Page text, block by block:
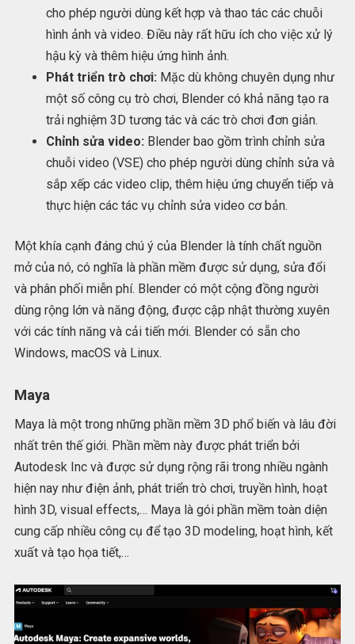
cho phép người dùng kết hợp và thao tác các chuỗi
hình ảnh và video. Điều này rất hữu ích cho việc xử lý
hậu kỳ và thêm hiệu ứng hình ảnh.
Phát triển trò chơi: Mặc dù không chuyên dụng như
một số công cụ trò chơi, Blender có khả năng tạo ra
trải nghiệm 3D tương tác và các trò chơi đơn giản.
Chỉnh sửa video: Blender bao gồm trình chỉnh sửa
chuỗi video (VSE) cho phép người dùng chỉnh sửa và
sắp xếp các video clip, thêm hiệu ứng chuyển tiếp và
thực hiện các tác vụ chỉnh sửa video cơ bản.
Một khía cạnh đáng chú ý của Blender là tính chất nguồn
mở của nó, có nghĩa là phần mềm được sử dụng, sửa đổi
và phân phối miễn phí. Blender có một cộng đồng người
dùng rộng lớn và năng động, được cập nhật thường xuyên
với các tính năng và cải tiến mới. Blender có sẵn cho
Windows, macOS và Linux.
Maya
Maya là một trong những phần mềm 3D phổ biến và lâu đời
nhất trên thế giới. Phần mềm này được phát triển bởi
Autodesk Inc và được sử dụng rộng rãi trong nhiều ngành
hiện nay như điện ảnh, phát triển trò chơi, truyền hình, hoạt
hình 3D, visual effects,… Maya là gói phần mềm toàn diện
cung cấp nhiều công cụ để tạo 3D modeling, hoạt hình, kết
xuất và tạo họa tiết,…